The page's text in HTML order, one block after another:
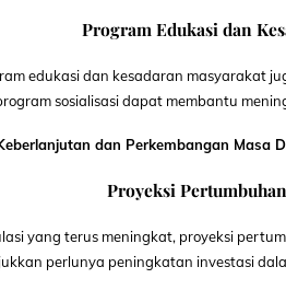
Program Edukasi dan
edukasi dan kesadaran masyarakat
sosialisasi dapat membantu
dan Perkembangan Masa
Proyeksi
yang terus meningkat, proyeksi
perlunya peningkatan investasi